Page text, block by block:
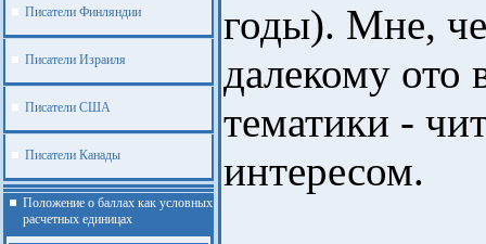
Писатели Финляндии
Писатели Израиля
Писатели США
Писатели Канады
Положение о баллах как условных
расчетных единицах
годы). Мне,
далекому ото
тематики -
интересом.